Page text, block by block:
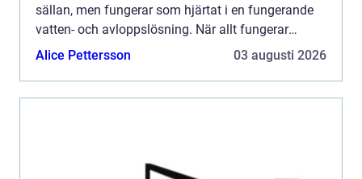
sällan, men fungerar som hjärtat i en fungerande
vatten- och avloppslösning. När allt fungerar
märks nä...
Alice Pettersson 03 augusti 2026